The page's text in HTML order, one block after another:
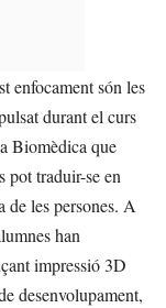
enfocament són les
durant el curs
Biomèdica que
traduir-se en
de les persones. A
han
impressió 3D
desenvolupament,